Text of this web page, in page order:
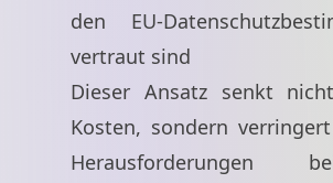
den EU-
vertraut sind
Dieser Ansatz senkt
Kosten, sondern
Herausforderungen